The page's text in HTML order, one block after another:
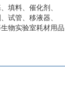
填料、催化剂、
试管、移液器、
物实验室耗材用品